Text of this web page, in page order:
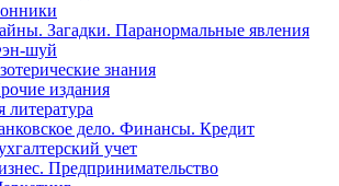
Загадки. Паранормальные явления
шуй
знания
издания
литература
дело. Финансы. Кредит
учет
Предпринимательство